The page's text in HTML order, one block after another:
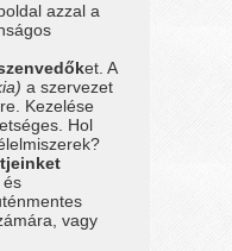
azzal a
et. A
a szervezet
Kezelése
Hol
és
vagy